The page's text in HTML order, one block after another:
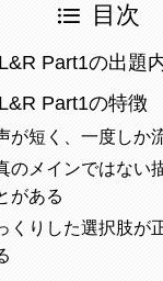
目次
Part1の出題
Part1の特徴
が短く、一度しか
のメインではない
がある
くりした選択肢が